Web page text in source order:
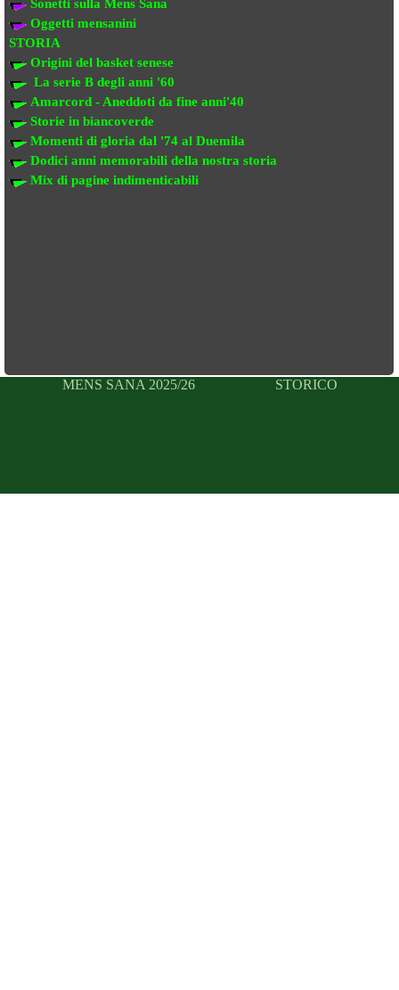
Sonetti sulla Mens Sana
Oggetti mensanini
STORIA
Origini del basket senese
La serie B degli anni '60
Amarcord - Aneddoti da fine anni'40
Storie in biancoverde
Momenti di gloria dal '74 al Duemila
Dodici anni memorabili della nostra storia
Mix di pagine indimenticabili
MENS SANA 2025/26 STORICO